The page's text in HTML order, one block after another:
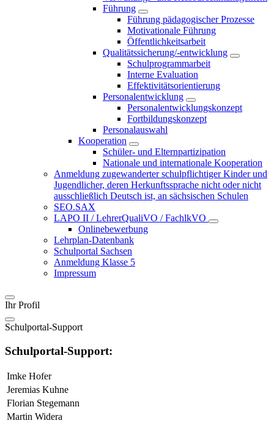
Führung
Führung pädagogischer Prozesse
Motivationale Führung
Öffentlichkeitsarbeit
Qualitätssicherung/-entwicklung
Schulprogrammarbeit
Interne Evaluation
Effektivitätsorientierung
Personalentwicklung
Personalentwicklungskonzept
Fortbildungskonzept
Personalauswahl
Kooperation
Schüler- und Elternpartizipation
Nationale und internationale Kooperation
Anmeldung zugewanderter schulpflichtiger Kinder und
Jugendlicher, deren Herkunftssprache nicht oder nicht
ausschließlich Deutsch ist, an sächsischen Schulen
SEO.SAX
LAPO II / LehrerQualiVO / FachlkVO
Onlinebewerbung
Lehrplan-Datenbank
Schulportal Sachsen
Anmeldung Klasse 5
Impressum
Ihr Profil
Schulportal-Support
Schulportal-Support:
Imke Hofer
Jeremias Kuhne
Florian Stegemann
Martin Widera